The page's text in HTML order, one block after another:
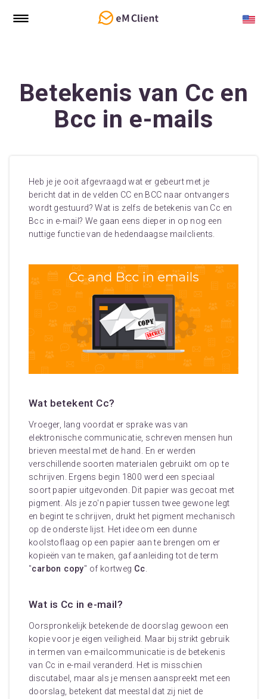
Betekenis van Cc en
Bcc in e-mails
Heb je je ooit afgevraagd wat er gebeurt met je
bericht dat in de velden CC en BCC naar ontvangers
wordt gestuurd? Wat is zelfs de betekenis van Cc en
Bcc in e-mail? We gaan eens dieper in op nog een
nuttige functie van de hedendaagse mailclients.
Wat betekent Cc?
Vroeger, lang voordat er sprake was van
elektronische communicatie, schreven mensen hun
brieven meestal met de hand. En er werden
verschillende soorten materialen gebruikt om op te
schrijven. Ergens begin 1800 werd een speciaal
soort papier uitgevonden. Dit papier was gecoat met
pigment. Als je zo'n papier tussen twee gewone legt
en begint te schrijven, drukt het pigment mechanisch
op de onderste lijst. Het idee om een dunne
koolstoflaag op een papier aan te brengen om er
kopieën van te maken, gaf aanleiding tot de term
"carbon copy" of kortweg Cc.
Wat is Cc in e-mail?
Oorspronkelijk betekende de doorslag gewoon een
kopie voor je eigen veiligheid. Maar bij strikt gebruik
in termen van e-mailcommunicatie is de betekenis
van Cc in e-mail veranderd. Het is misschien
discutabel, maar als je mensen aanspreekt met een
doorslag, betekent dat meestal dat zij niet de